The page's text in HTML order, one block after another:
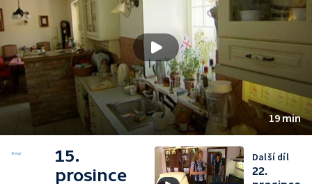
19 min
15.
prosince
Další díl
22.